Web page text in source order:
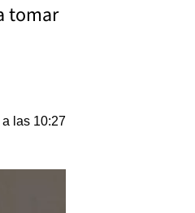
tomar
las 10:27